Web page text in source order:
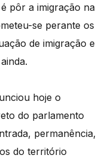
pôr a imigração na
se perante os
de imigração e
hoje o
do parlamento
permanência,
do território